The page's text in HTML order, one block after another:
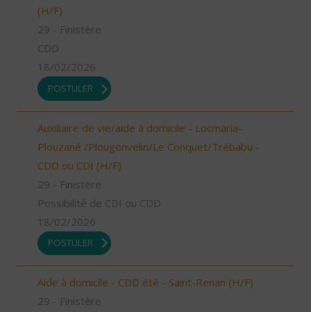
(H/F)
29 - Finistère
CDD
18/02/2026
POSTULER
Auxiliaire de vie/aide à domicile - Locmaria-
Plouzané /Plougonvelin/Le Conquet/Trébabu -
CDD ou CDI (H/F)
29 - Finistère
Possibilité de CDI ou CDD
18/02/2026
POSTULER
Aide à domicile - CDD été - Saint-Renan (H/F)
29 - Finistère